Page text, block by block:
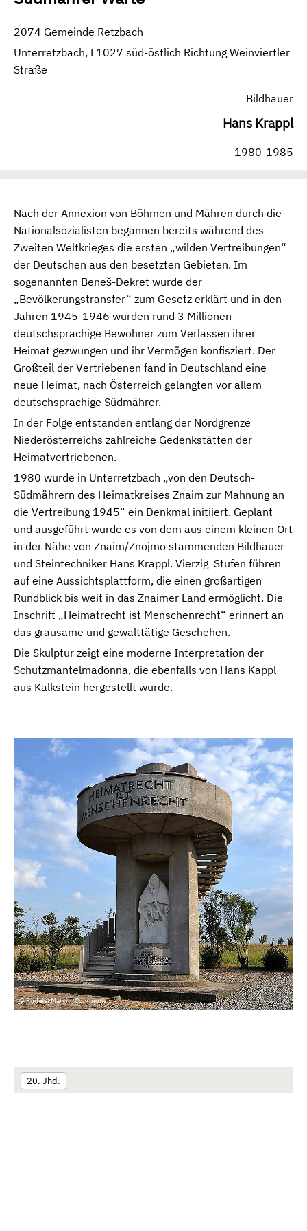
2074 Gemeinde Retzbach
Unterretzbach, L1027 süd-östlich Richtung Weinviertler
Straße
Bildhauer
Hans Krappl
1980-1985
Nach der Annexion von Böhmen und Mähren durch die
Nationalsozialisten begannen bereits während des
Zweiten Weltkrieges die ersten „wilden Vertreibungen“
der Deutschen aus den besetzten Gebieten. Im
sogenannten Beneš-Dekret wurde der
„Bevölkerungstransfer“ zum Gesetz erklärt und in den
Jahren 1945-1946 wurden rund 3 Millionen
deutschsprachige Bewohner zum Verlassen ihrer
Heimat gezwungen und ihr Vermögen konfisziert. Der
Großteil der Vertriebenen fand in Deutschland eine
neue Heimat, nach Österreich gelangten vor allem
deutschsprachige Südmährer.
In der Folge entstanden entlang der Nordgrenze
Niederösterreichs zahlreiche Gedenkstätten der
Heimatvertriebenen.
1980 wurde in Unterretzbach „von den Deutsch-
Südmährern des Heimatkreises Znaim zur Mahnung an
die Vertreibung 1945“ ein Denkmal initiiert. Geplant
und ausgeführt wurde es von dem aus einem kleinen Ort
in der Nähe von Znaim/Znojmo stammenden Bildhauer
und Steintechniker Hans Krappl. Vierzig Stufen führen
auf eine Aussichtsplattform, die einen großartigen
Rundblick bis weit in das Znaimer Land ermöglicht. Die
Inschrift „Heimatrecht ist Menschenrecht“ erinnert an
das grausame und gewalttätige Geschehen.
Die Skulptur zeigt eine moderne Interpretation der
Schutzmantelmadonna, die ebenfalls von Hans Kappl
aus Kalkstein hergestellt wurde.
© PudelekMarcin/Commons
20. Jhd.